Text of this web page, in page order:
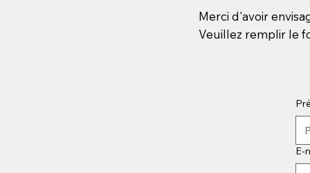
Merci d'avoir
Veuillez remplir le
E-